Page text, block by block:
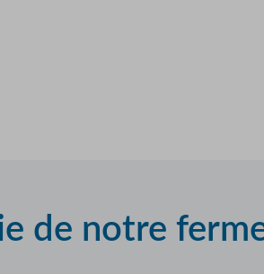
de notre